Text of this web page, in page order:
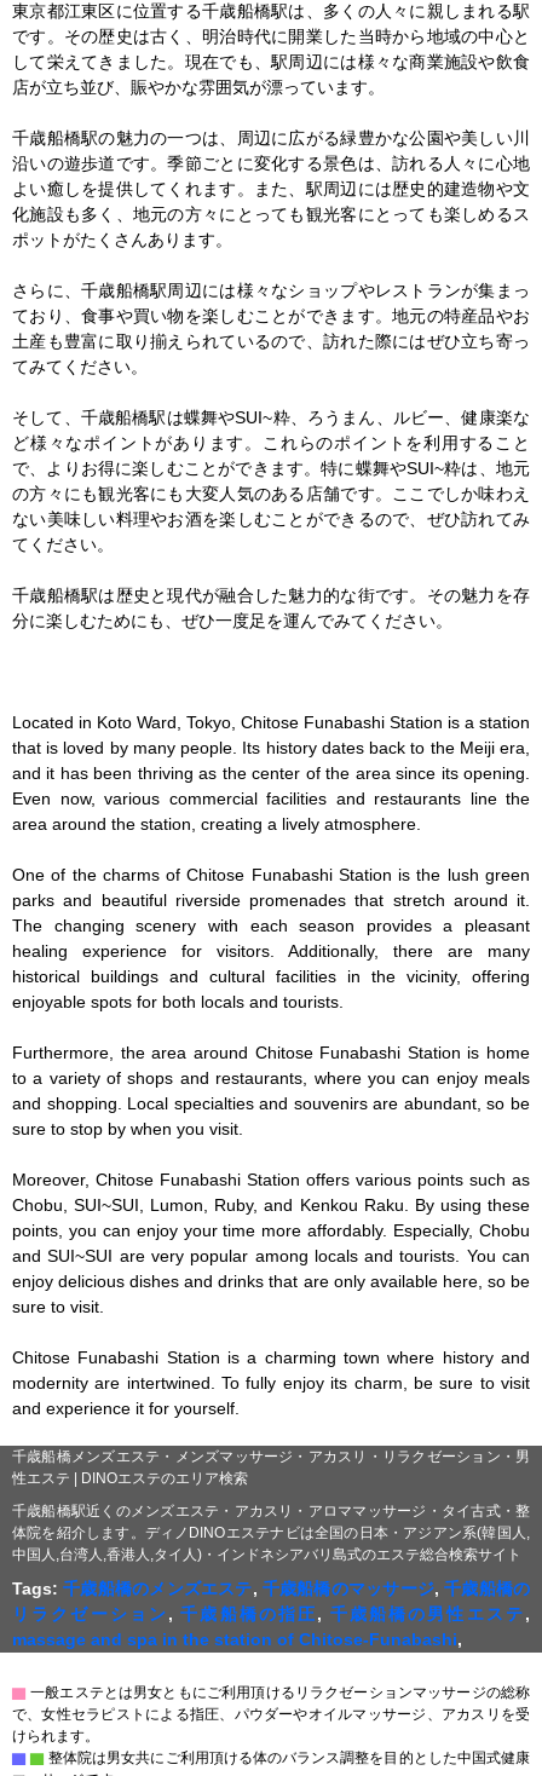
東京都江東区に位置する千歳船橋駅は、多くの人々に親しまれる駅
です。その歴史は古く、明治時代に開業した当時から地域の中心と
して栄えてきました。現在でも、駅周辺には様々な商業施設や飲食
店が立ち並び、賑やかな雰囲気が漂っています。
千歳船橋駅の魅力の一つは、周辺に広がる緑豊かな公園や美しい川
沿いの遊歩道です。季節ごとに変化する景色は、訪れる人々に心地
よい癒しを提供してくれます。また、駅周辺には歴史的建造物や文
化施設も多く、地元の方々にとっても観光客にとっても楽しめるス
ポットがたくさんあります。
さらに、千歳船橋駅周辺には様々なショップやレストランが集まっ
ており、食事や買い物を楽しむことができます。地元の特産品やお
土産も豊富に取り揃えられているので、訪れた際にはぜひ立ち寄っ
てみてください。
そして、千歳船橋駅は蝶舞やSUI~粋、ろうまん、ルビー、健康楽な
ど様々なポイントがあります。これらのポイントを利用すること
で、よりお得に楽しむことができます。特に蝶舞やSUI~粋は、地元
の方々にも観光客にも大変人気のある店舗です。ここでしか味わえ
ない美味しい料理やお酒を楽しむことができるので、ぜひ訪れてみ
てください。
千歳船橋駅は歴史と現代が融合した魅力的な街です。その魅力を存
分に楽しむためにも、ぜひ一度足を運んでみてください。
Located in Koto Ward, Tokyo, Chitose Funabashi Station is a station
that is loved by many people. Its history dates back to the Meiji era,
and it has been thriving as the center of the area since its opening.
Even now, various commercial facilities and restaurants line the
area around the station, creating a lively atmosphere.
One of the charms of Chitose Funabashi Station is the lush green
parks and beautiful riverside promenades that stretch around it.
The changing scenery with each season provides a pleasant
healing experience for visitors. Additionally, there are many
historical buildings and cultural facilities in the vicinity, offering
enjoyable spots for both locals and tourists.
Furthermore, the area around Chitose Funabashi Station is home
to a variety of shops and restaurants, where you can enjoy meals
and shopping. Local specialties and souvenirs are abundant, so be
sure to stop by when you visit.
Moreover, Chitose Funabashi Station offers various points such as
Chobu, SUI~SUI, Lumon, Ruby, and Kenkou Raku. By using these
points, you can enjoy your time more affordably. Especially, Chobu
and SUI~SUI are very popular among locals and tourists. You can
enjoy delicious dishes and drinks that are only available here, so be
sure to visit.
Chitose Funabashi Station is a charming town where history and
modernity are intertwined. To fully enjoy its charm, be sure to visit
and experience it for yourself.
千歳船橋メンズエステ・メンズマッサージ・アカスリ・リラクゼーション・男
性エステ | DINOエステのエリア検索
千歳船橋駅近くのメンズエステ・アカスリ・アロママッサージ・タイ古式・整
体院を紹介します。ディノDINOエステナビは全国の日本・アジアン系(韓国人,
中国人,台湾人,香港人,タイ人)・インドネシアバリ島式のエステ総合検索サイト
Tags:千歳船橋のメンズエステ, 千歳船橋のマッサージ,千歳船橋の
リラクゼーション,千歳船橋の指圧, 千歳船橋の男性エステ,
massage and spa in the station of Chitose-Funabashi,
▇ 一般エステとは男女ともにご利用頂けるリラクゼーションマッサージの総称
で、女性セラピストによる指圧、パウダーやオイルマッサージ、アカスリを受
けられます。
▇ ▇ 整体院は男女共にご利用頂ける体のバランス調整を目的とした中国式健康